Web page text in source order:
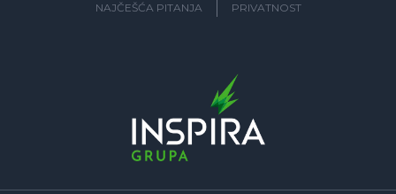
NAJČEŠĆA PITANJA
PRIVATNOST